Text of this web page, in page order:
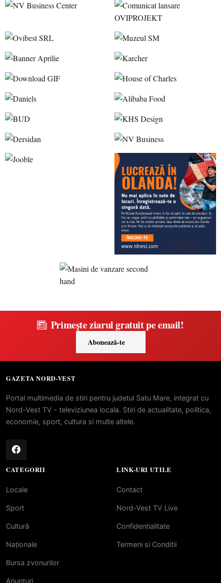
Primește ziarul gratuit pe email!
Abonează-te
GAZETA NORD-VEST
Portal multimedia de stiri pentru judetul Satu Mare, integrat cu
Nord-Vest TV - televiziunea locala. Stiri de actualitate, politica,
economie, sport, cultura si multe altele.
CATEGORII
Locale
Sport
Cultură
Naționale
Bursa zvonurilor
Anunțuri
LINK-URI UTILE
Contact
Nord-Vest TV Live
Confidentialitate
Termeni si Conditii